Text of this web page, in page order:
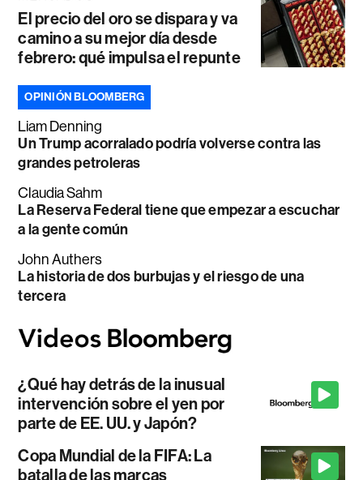
El precio del oro se dispara y va
camino a su mejor día desde
febrero: qué impulsa el repunte
OPINIÓN BLOOMBERG
Liam Denning
Un Trump acorralado podría volverse contra las
grandes petroleras
Claudia Sahm
La Reserva Federal tiene que empezar a escuchar
a la gente común
John Authers
La historia de dos burbujas y el riesgo de una
tercera
¿Qué hay detrás de la inusual
intervención sobre el yen por
parte de EE. UU. y Japón?
Copa Mundial de la FIFA: La
batalla de las marcas